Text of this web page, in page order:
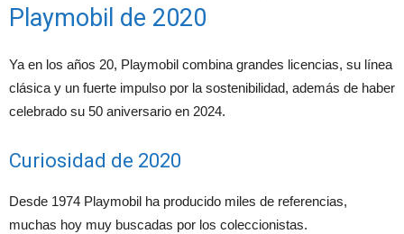
Playmobil de 2020
Ya en los años 20, Playmobil combina grandes licencias, su línea
clásica y un fuerte impulso por la sostenibilidad, además de haber
celebrado su 50 aniversario en 2024.
Curiosidad de 2020
Desde 1974 Playmobil ha producido miles de referencias,
muchas hoy muy buscadas por los coleccionistas.